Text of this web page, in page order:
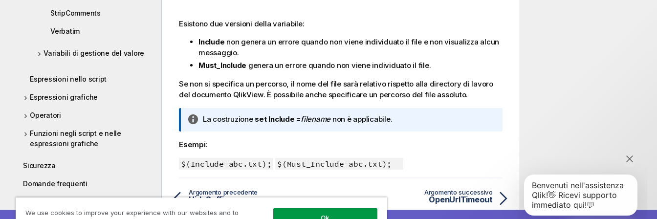
StripComments
Verbatim
Variabili di gestione del valore
Espressioni nello script
Espressioni grafiche
Operatori
Funzioni negli script e nelle
espressioni grafiche
Sicurezza
Domande frequenti
Esistono due versioni della variabile:
Include non genera un errore quando non viene individuato il file e non visualizza alcun
messaggio.
Must_Include genera un errore quando non viene individuato il file.
Se non si specifica un percorso, il nome del file sarà relativo rispetto alla directory di lavoro
del documento QlikView. È possibile anche specificare un percorso del file assoluto.
N
t
i
o
m
La costruzione set Include =filenamenon è applicabile.
Esempi:
$(Include=abc.txt); $(Must_Include=abc.txt);
Argomento precedente
HideSuffix
Argomento successivo
OpenUrlTimeout
We use cookies to improve your experience with our websites and to